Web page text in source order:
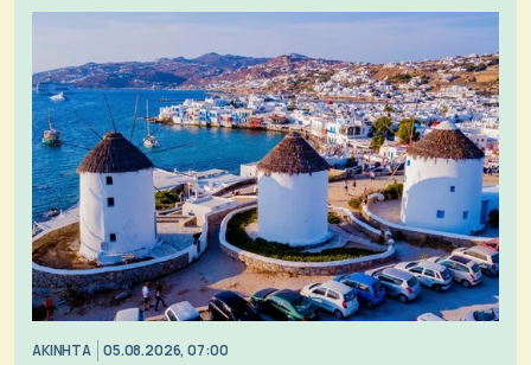
ΑΚΙΝΗΤΑ 05.08.2026, 07:00